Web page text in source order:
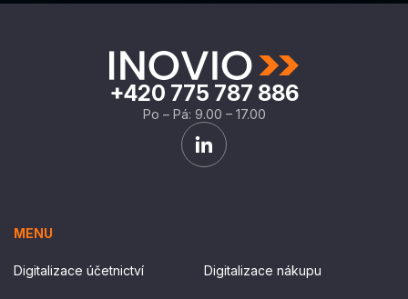
+420 775 787 886
Po – Pá: 9.00 – 17.00
MENU
Digitalizace účetnictví Digitalizace nákupu